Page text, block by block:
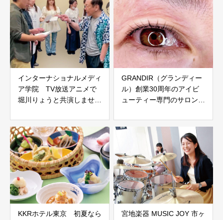
インターナショナルメディ
ア学院 TV放送アニメで
堀川りょうと共演しません
GRANDIR（グランディー
ル）創業30周年のアイビ
ューティー専門のサロンな
KKRホテル東京 初夏なら
宮地楽器 MUSIC JOY 市ヶ